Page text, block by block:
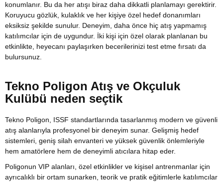
konumlanır. Bu da her atışı biraz daha dikkatli planlamayı gerektirir.
Koruyucu gözlük, kulaklık ve her kişiye özel hedef donanımları
eksiksiz şekilde sunulur. Deneyim, daha önce hiç atış yapmamış
katılımcılar için de uygundur. İki kişi için özel olarak planlanan bu
etkinlikte, heyecanı paylaşırken becerilerinizi test etme fırsatı da
bulursunuz.
Tekno Poligon Atış ve Okçuluk
Kulübü neden seçtik
Tekno Poligon, ISSF standartlarında tasarlanmış modern ve güvenli
atış alanlarıyla profesyonel bir deneyim sunar. Gelişmiş hedef
sistemleri, geniş silah envanteri ve yüksek güvenlik önlemleriyle
hem amatörlere hem de deneyimli atıcılara hitap eder.
Poligonun VIP alanları, özel etkinlikler ve kişisel antrenmanlar için
ayrıcalıklı bir ortam sunarken, teorik ve pratik eğitimlerle katılımcılar